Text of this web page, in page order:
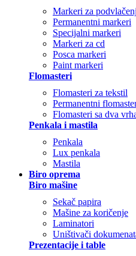
Markeri za
Permanentni markeri
Specijalni markeri
Markeri za cd
Posca markeri
Paint markeri
Flomasteri
Flomasteri za tekstil
Permanentni
Flomasteri sa dva
Penkala i mastila
Penkala
Lux penkala
Mastila
Biro oprema
Biro mašine
Sekač papira
Mašine za koričenje
Laminatori
Uništivači
Prezentacije i table